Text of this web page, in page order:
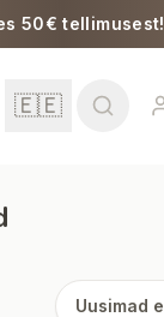
50€ tellimusest!
🇪🇪